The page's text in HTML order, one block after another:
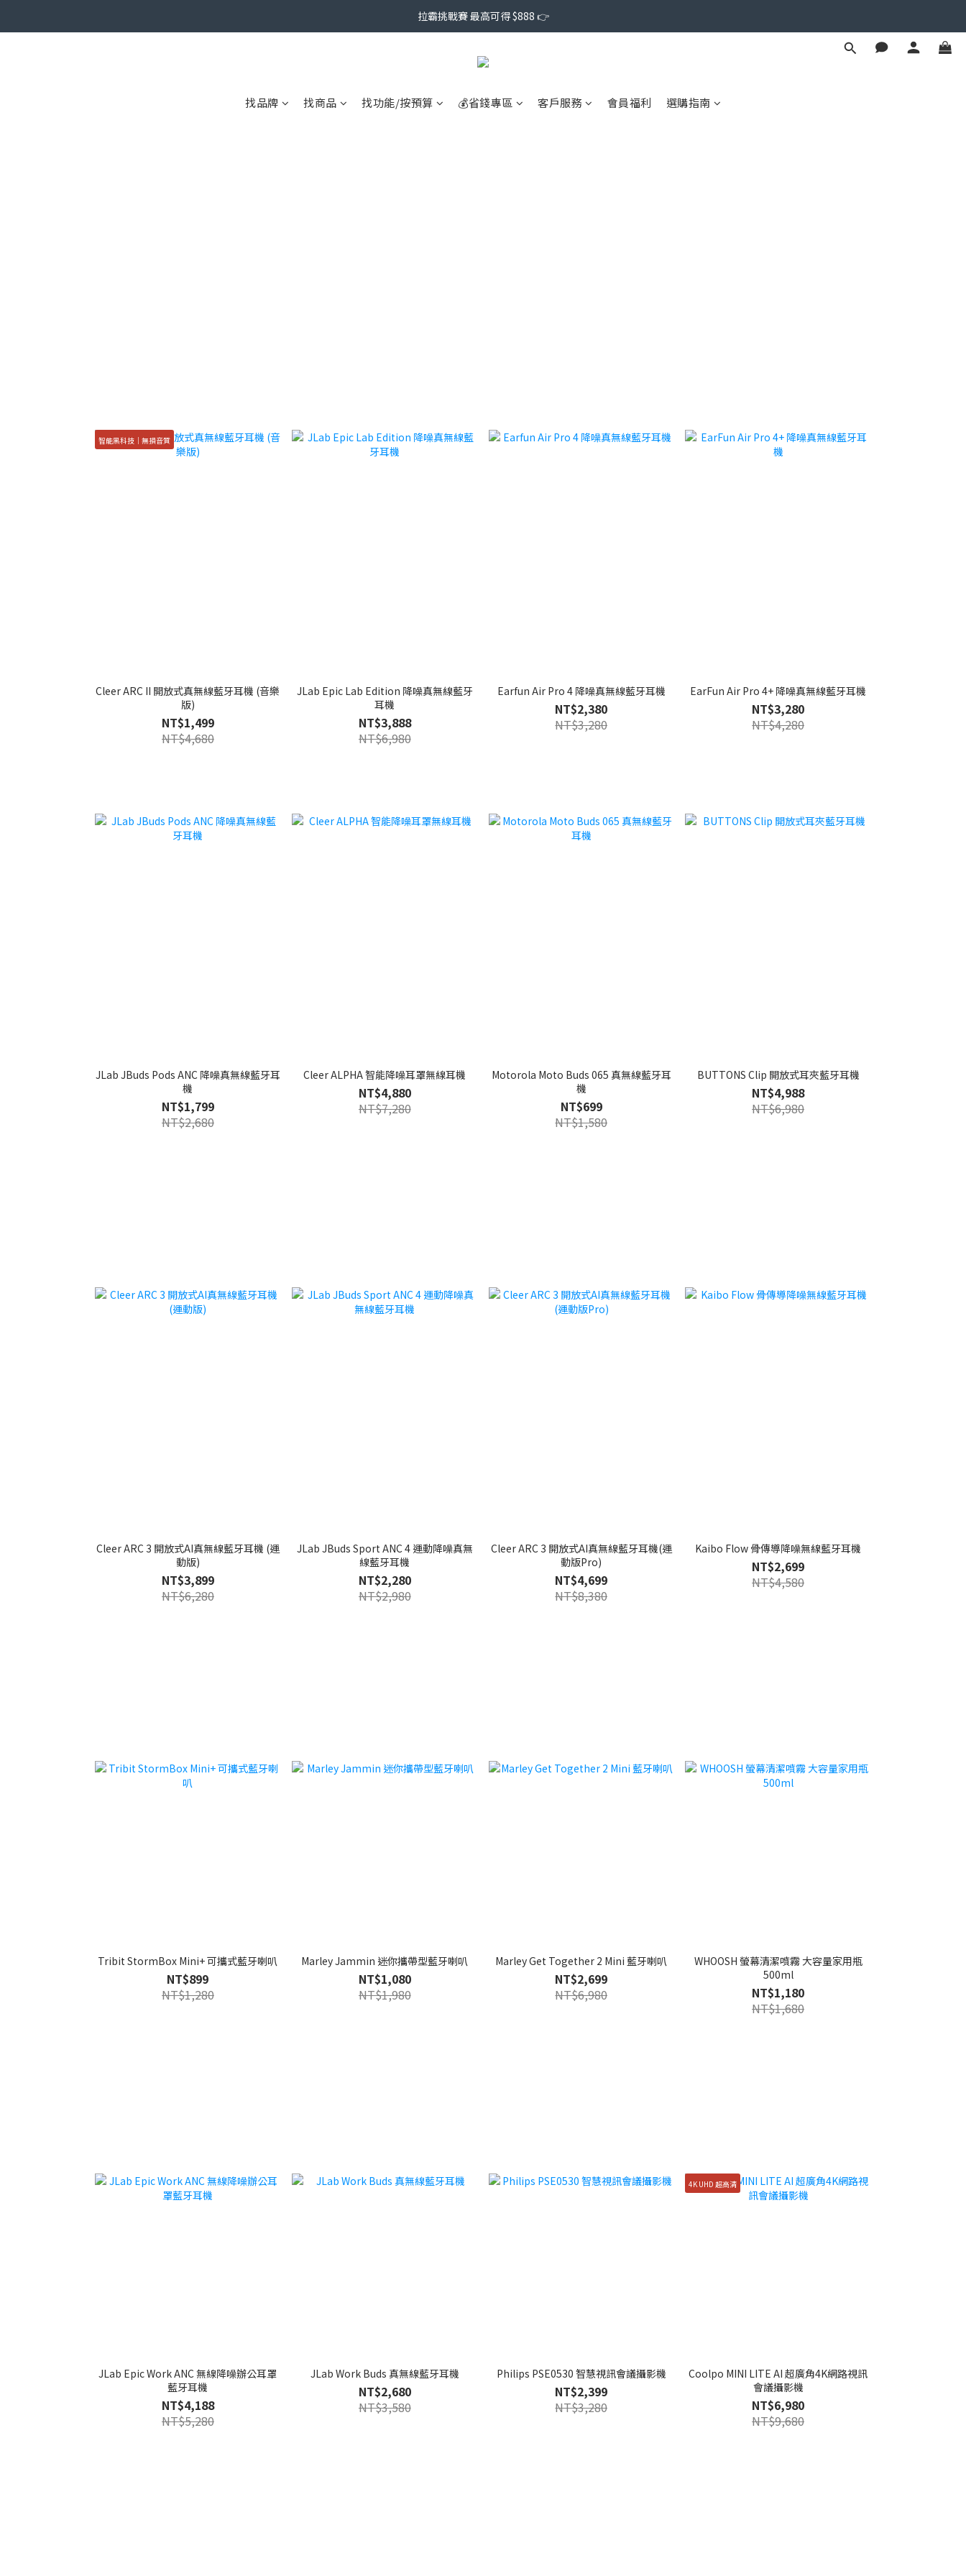
拉霸挑戰賽 最高可得 $888 👉
找品牌 找商品 找功能/按預算 💰省錢專區 客戶服務 會員福利 選購指南
智能黑科技｜無損音質
Cleer ARC II 開放式真無線藍牙耳機 (音樂
版)
NT$1,499
NT$4,680
JLab Epic Lab Edition 降噪真無線藍牙
耳機
NT$3,888
NT$6,980
Earfun Air Pro 4 降噪真無線藍牙耳機
NT$2,380
NT$3,280
EarFun Air Pro 4+ 降噪真無線藍牙耳機
NT$3,280
NT$4,280
JLab JBuds Pods ANC 降噪真無線藍牙耳
機
NT$1,799
NT$2,680
Cleer ALPHA 智能降噪耳罩無線耳機
NT$4,880
NT$7,280
Motorola Moto Buds 065 真無線藍牙耳
機
NT$699
NT$1,580
BUTTONS Clip 開放式耳夾藍牙耳機
NT$4,988
NT$6,980
Cleer ARC 3 開放式AI真無線藍牙耳機 (運
動版)
NT$3,899
NT$6,280
JLab JBuds Sport ANC 4 運動降噪真無
線藍牙耳機
NT$2,280
NT$2,980
Cleer ARC 3 開放式AI真無線藍牙耳機(運
動版Pro)
NT$4,699
NT$8,380
Kaibo Flow 骨傳導降噪無線藍牙耳機
NT$2,699
NT$4,580
Tribit StormBox Mini+ 可攜式藍牙喇叭
NT$899
NT$1,280
Marley Jammin 迷你攜帶型藍牙喇叭
NT$1,080
NT$1,980
Marley Get Together 2 Mini 藍牙喇叭
NT$2,699
NT$6,980
WHOOSH 螢幕清潔噴霧 大容量家用瓶
500ml
NT$1,180
NT$1,680
JLab Epic Work ANC 無線降噪辦公耳罩
藍牙耳機
NT$4,188
NT$5,280
JLab Work Buds 真無線藍牙耳機
NT$2,680
NT$3,580
Philips PSE0530 智慧視訊會議攝影機
NT$2,399
NT$3,280
4K UHD 超高清
Coolpo MINI LITE AI 超廣角4K網路視訊
會議攝影機
NT$6,980
NT$9,680